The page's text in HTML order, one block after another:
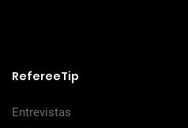
RefereeTip
Entrevistas